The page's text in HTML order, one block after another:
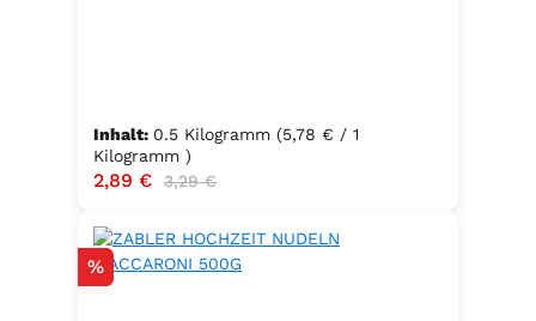
Inhalt: 0.5 Kilogramm (5,78 € / 1
Kilogramm )
Verkaufspreis:
2,89 € Regulärer Preis:
3,29 €
Rabatt
%